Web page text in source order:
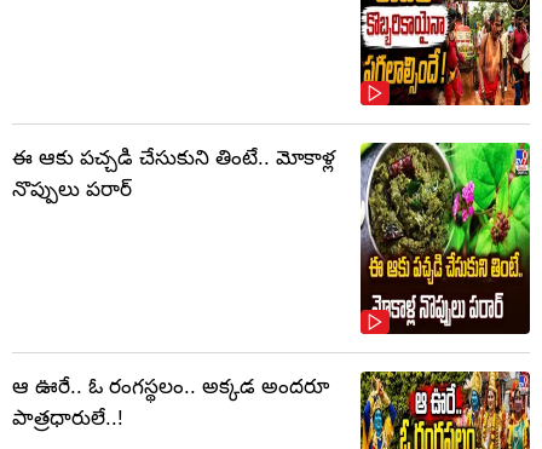
ఈ ఆకు పచ్చడి చేసుకుని తింటే.. మోకాళ్ల
నొప్పులు పరార్‌
ఆ ఊరే.. ఓ రంగస్థలం.. అక్కడ అందరూ
పాత్రధారులే..!